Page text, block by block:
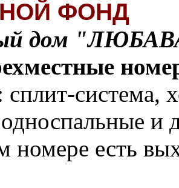
ФОНД
дом
система,
односпальные и
номере есть